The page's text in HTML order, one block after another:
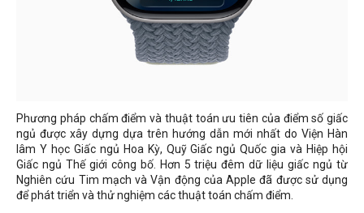
Phương pháp chấm điểm và thuật toán ưu tiên của điểm số giấc
ngủ được xây dựng dựa trên hướng dẫn mới nhất do Viện Hàn
lâm Y học Giấc ngủ Hoa Kỳ, Quỹ Giấc ngủ Quốc gia và Hiệp hội
Giấc ngủ Thế giới công bố. Hơn 5 triệu đêm dữ liệu giấc ngủ từ
Nghiên cứu Tim mạch và Vận động của Apple đã được sử dụng
để phát triển và thử nghiệm các thuật toán chấm điểm.